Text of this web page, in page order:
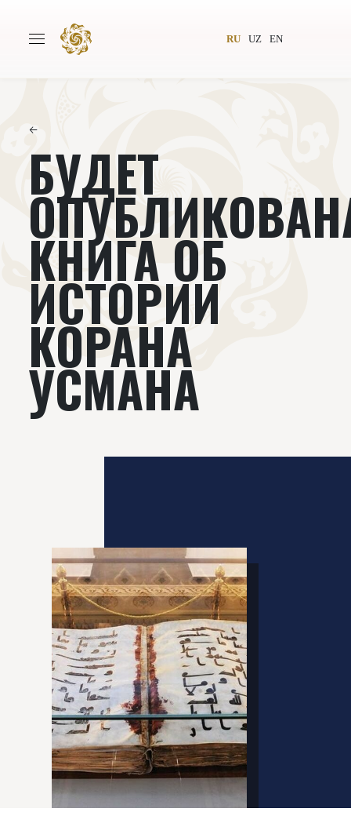
RU UZ EN
Авторы
Новости
Проекты Подкасты
Книги Видеолекторий
←
БУДЕТ
КНИГА ОБ
ИСТОРИИ
КОРАНА
УСМАНА